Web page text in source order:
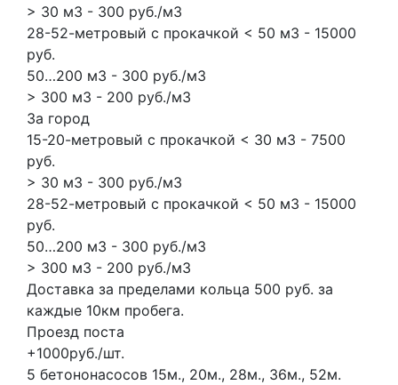
> 30 м3 - 300 руб./м3
28-52-метровый с прокачкой < 50 м3 - 15000
руб.
50…200 м3 - 300 руб./м3
> 300 м3 - 200 руб./м3
За город
15-20-метровый с прокачкой < 30 м3 - 7500
руб.
> 30 м3 - 300 руб./м3
28-52-метровый с прокачкой < 50 м3 - 15000
руб.
50…200 м3 - 300 руб./м3
> 300 м3 - 200 руб./м3
Доставка за пределами кольца 500 руб. за
каждые 10км пробега.
Проезд поста
+1000руб./шт.
5 бетононасосов 15м., 20м., 28м., 36м., 52м.